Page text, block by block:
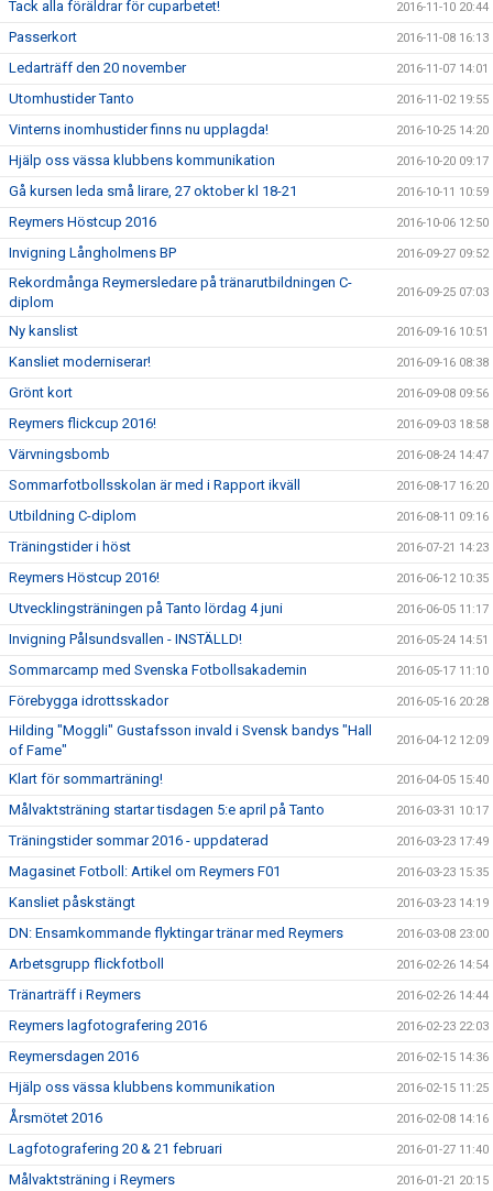
Tack alla föräldrar för cuparbetet! 2016-11-10 20:44
Passerkort 2016-11-08 16:13
Ledarträff den 20 november 2016-11-07 14:01
Utomhustider Tanto 2016-11-02 19:55
Vinterns inomhustider finns nu upplagda! 2016-10-25 14:20
Hjälp oss vässa klubbens kommunikation 2016-10-20 09:17
Gå kursen leda små lirare, 27 oktober kl 18-21 2016-10-11 10:59
Reymers Höstcup 2016 2016-10-06 12:50
Invigning Långholmens BP 2016-09-27 09:52
Rekordmånga Reymersledare på tränarutbildningen C-
diplom
2016-09-25 07:03
Ny kanslist 2016-09-16 10:51
Kansliet moderniserar! 2016-09-16 08:38
Grönt kort 2016-09-08 09:56
Reymers flickcup 2016! 2016-09-03 18:58
Värvningsbomb 2016-08-24 14:47
Sommarfotbollsskolan är med i Rapport ikväll 2016-08-17 16:20
Utbildning C-diplom 2016-08-11 09:16
Träningstider i höst 2016-07-21 14:23
Reymers Höstcup 2016! 2016-06-12 10:35
Utvecklingsträningen på Tanto lördag 4 juni 2016-06-05 11:17
Invigning Pålsundsvallen - INSTÄLLD! 2016-05-24 14:51
Sommarcamp med Svenska Fotbollsakademin 2016-05-17 11:10
Förebygga idrottsskador 2016-05-16 20:28
Hilding "Moggli" Gustafsson invald i Svensk bandys "Hall
of Fame"
2016-04-12 12:09
Klart för sommarträning! 2016-04-05 15:40
Målvaktsträning startar tisdagen 5:e april på Tanto 2016-03-31 10:17
Träningstider sommar 2016 - uppdaterad 2016-03-23 17:49
Magasinet Fotboll: Artikel om Reymers F01 2016-03-23 15:35
Kansliet påskstängt 2016-03-23 14:19
DN: Ensamkommande flyktingar tränar med Reymers 2016-03-08 23:00
Arbetsgrupp flickfotboll 2016-02-26 14:54
Tränarträff i Reymers 2016-02-26 14:44
Reymers lagfotografering 2016 2016-02-23 22:03
Reymersdagen 2016 2016-02-15 14:36
Hjälp oss vässa klubbens kommunikation 2016-02-15 11:25
Årsmötet 2016 2016-02-08 14:16
Lagfotografering 20 & 21 februari 2016-01-27 11:40
Målvaktsträning i Reymers 2016-01-21 20:15